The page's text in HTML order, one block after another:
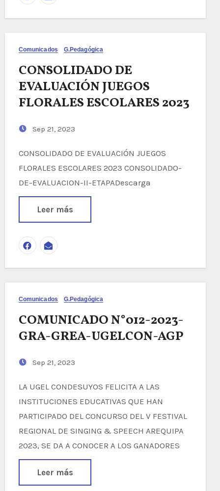
Comunicados G.Pedagógica
CONSOLIDADO DE
EVALUACIÓN JUEGOS
FLORALES ESCOLARES 2023
Sep 21, 2023
CONSOLIDADO DE EVALUACIÓN JUEGOS
FLORALES ESCOLARES 2023 CONSOLIDADO-
DE-EVALUACION-II-ETAPADescarga
Leer más
Comunicados G.Pedagógica
COMUNICADO N°012-2023-
GRA-GREA-UGELCON-AGP
Sep 21, 2023
LA UGEL CONDESUYOS FELICITA A LAS
INSTITUCIONES EDUCATIVAS QUE HAN
PARTICIPADO DEL CONCURSO DEL V FESTIVAL
REGIONAL DE SINGING & SPEECH AREQUIPA
2023, SE DA A CONOCER A LOS GANADORES
Leer más